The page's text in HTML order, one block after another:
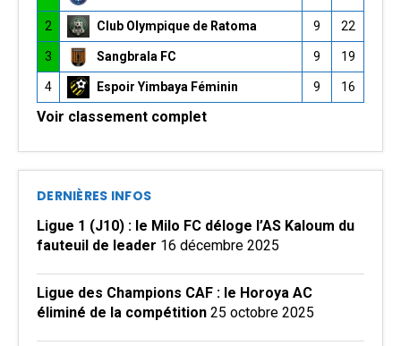
2 Club Olympique de Ratoma 9 22
3 Sangbrala FC 9 19
4 Espoir Yimbaya Féminin 9 16
Voir classement complet
DERNIÈRES INFOS
Ligue 1 (J10) : le Milo FC déloge l’AS Kaloum du
fauteuil de leader 16 décembre 2025
Ligue des Champions CAF : le Horoya AC
éliminé de la compétition 25 octobre 2025